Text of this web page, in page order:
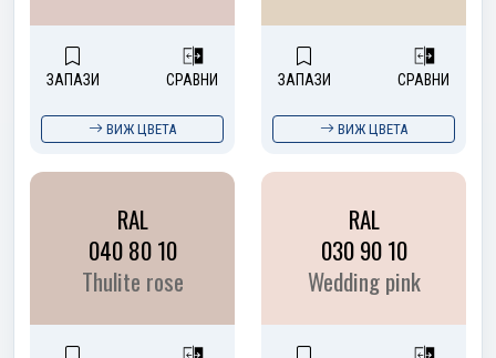
ЗАПАЗИ СРАВНИ
ВИЖ ЦВЕТА
ЗАПАЗИ СРАВНИ
ВИЖ ЦВЕТА
RAL
040 80 10
Thulite rose
RAL
030 90 10
Wedding pink